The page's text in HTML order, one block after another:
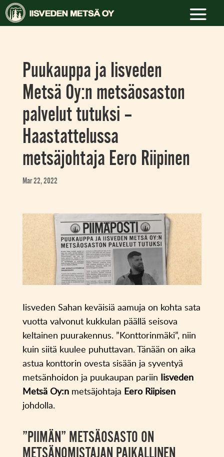
Puukauppa ja Iisveden
Metsä Oy:n metsäosaston
palvelut tutuksi –
Haastattelussa
metsäjohtaja Eero Riipinen
Mar 22, 2022
Iisveden Sahan keväisiä aamuja on kohta sata
vuotta valvonut kukkulan päällä seisova
keltainen puurakennus. ”Konttorinmäki”, niin
kuin siitä kuulee puhuttavan. Tänään on aika
astua konttorin ovesta sisään ja syventyä
metsänhoidon ja puukaupan pariin Iisveden
Metsä Oy:nmetsäjohtaja Eero Riipisen
johdolla.
”PIIMÄN” METSÄOSASTO ON
METSÄNOMISTAJAN PAIKALLINEN